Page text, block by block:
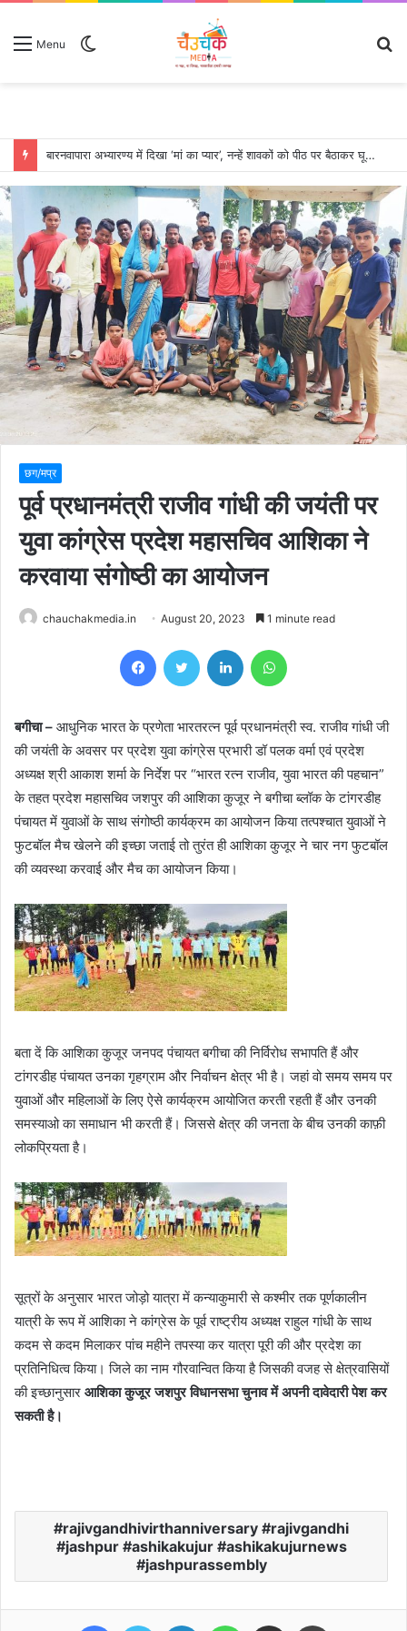
Menu
बारनवापारा अभ्यारण्य में दिखा ‘मां का प्यार’, नन्हें शावकों को पीठ पर बैठाकर घूमती दिखी मादा भालू
छग/मप्र
पूर्व प्रधानमंत्री राजीव गांधी की जयंती पर
युवा कांग्रेस प्रदेश महासचिव आशिका ने
करवाया संगोष्ठी का आयोजन
chauchakmedia.in August 20, 2023 1 minute read
FacebookTwitter LinkedIn
बगीचा – आधुनिक भारत के प्रणेता भारतरत्न पूर्व प्रधानमंत्री स्व. राजीव गांधी जी
की जयंती के अवसर पर प्रदेश युवा कांग्रेस प्रभारी डॉ पलक वर्मा एवं प्रदेश
अध्यक्ष श्री आकाश शर्मा के निर्देश पर “भारत रत्न राजीव, युवा भारत की पहचान”
के तहत प्रदेश महासचिव जशपुर की आशिका कुजूर ने बगीचा ब्लॉक के टांगरडीह
पंचायत में युवाओं के साथ संगोष्ठी कार्यक्रम का आयोजन किया तत्पश्चात युवाओं ने
फुटबॉल मैच खेलने की इच्छा जताई तो तुरंत ही आशिका कुजूर ने चार नग फुटबॉल
की व्यवस्था करवाई और मैच का आयोजन किया।
बता दें कि आशिका कुजूर जनपद पंचायत बगीचा की निर्विरोध सभापति हैं और
टांगरडीह पंचायत उनका गृहग्राम और निर्वाचन क्षेत्र भी है। जहां वो समय समय पर
युवाओं और महिलाओं के लिए ऐसे कार्यक्रम आयोजित करती रहती हैं और उनकी
समस्याओ का समाधान भी करती हैं। जिससे क्षेत्र की जनता के बीच उनकी काफ़ी
लोकप्रियता है।
सूत्रों के अनुसार भारत जोड़ो यात्रा में कन्याकुमारी से कश्मीर तक पूर्णकालीन
यात्री के रूप में आशिका ने कांग्रेस के पूर्व राष्ट्रीय अध्यक्ष राहुल गांधी के साथ
कदम से कदम मिलाकर पांच महीने तपस्या कर यात्रा पूरी की और प्रदेश का
प्रतिनिधित्व किया। जिले का नाम गौरवान्वित किया है जिसकी वजह से क्षेत्रवासियों
की इच्छानुसार आशिका कुजूर जशपुर विधानसभा चुनाव में अपनी दावेदारी पेश कर
सकती है।
rajivgandhivirthanniversary #rajivgandhi
#jashpur #ashikakujur #ashikakujurnews
#jashpurassembly
FacebookTwitter LinkedIn WhatsAppShare via Email